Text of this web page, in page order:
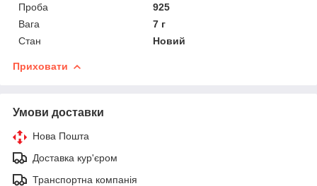
Проба
925
Вага
7 г
Стан
Новий
Приховати
Умови доставки
Нова Пошта
Доставка кур'єром
Транспортна компанія